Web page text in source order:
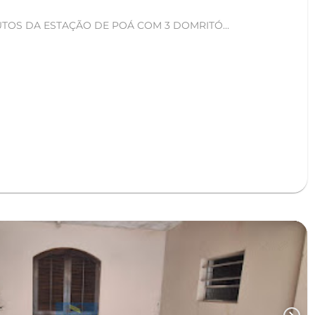
ÓTIMO SOBRADO A 5 MINUTOS DA ESTAÇÃO DE POÁ COM 3 DOMRITÓ...